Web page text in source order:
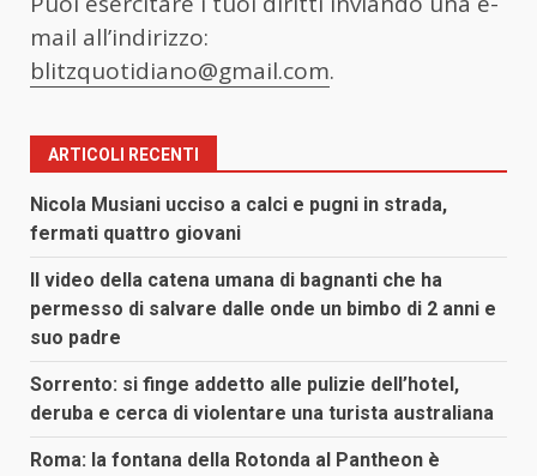
mail all’indirizzo:
blitzquotidiano@gmail.com.
ARTICOLI RECENTI
Nicola Musiani ucciso a calci e pugni in strada,
fermati quattro giovani
Il video della catena umana di bagnanti che ha
permesso di salvare dalle onde un bimbo di 2 anni e
suo padre
Sorrento: si finge addetto alle pulizie dell’hotel,
deruba e cerca di violentare una turista australiana
Roma: la fontana della Rotonda al Pantheon è